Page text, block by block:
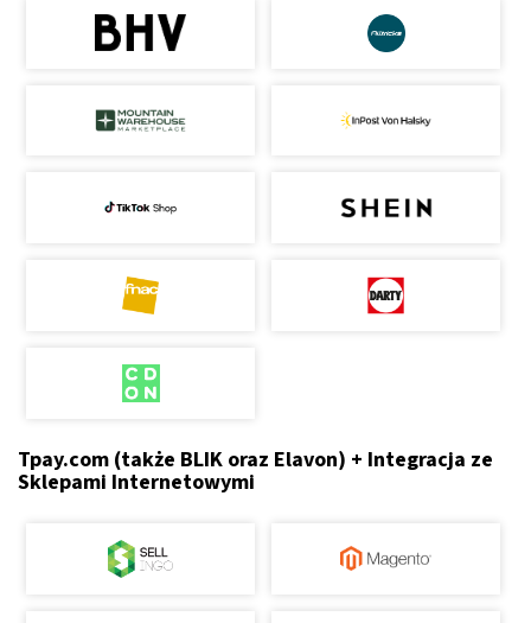
Tpay.com (także BLIK oraz Elavon) + Integracja ze
Sklepami Internetowymi